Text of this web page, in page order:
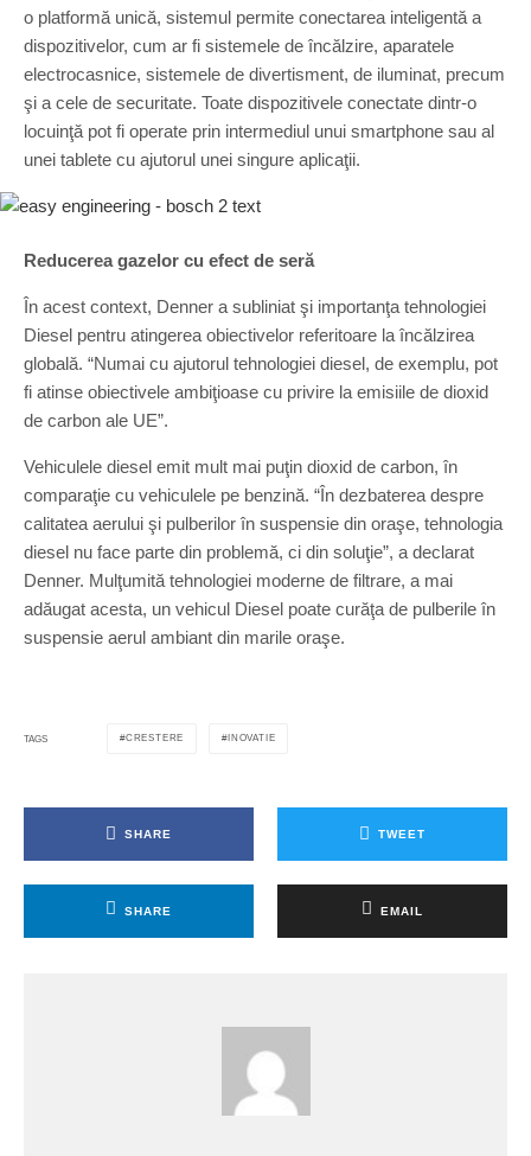
o platformă unică, sistemul permite conectarea inteligentă a
dispozitivelor, cum ar fi sistemele de încălzire, aparatele
electrocasnice, sistemele de divertisment, de iluminat, precum
şi a cele de securitate. Toate dispozitivele conectate dintr-o
locuinţă pot fi operate prin intermediul unui smartphone sau al
unei tablete cu ajutorul unei singure aplicaţii.
Reducerea gazelor cu efect de seră
În acest context, Denner a subliniat şi importanţa tehnologiei
Diesel pentru atingerea obiectivelor referitoare la încălzirea
globală. “Numai cu ajutorul tehnologiei diesel, de exemplu, pot
fi atinse obiectivele ambiţioase cu privire la emisiile de dioxid
de carbon ale UE”.
Vehiculele diesel emit mult mai puţin dioxid de carbon, în
comparaţie cu vehiculele pe benzină. “În dezbaterea despre
calitatea aerului şi pulberilor în suspensie din oraşe, tehnologia
diesel nu face parte din problemă, ci din soluţie”, a declarat
Denner. Mulţumită tehnologiei moderne de filtrare, a mai
adăugat acesta, un vehicul Diesel poate curăţa de pulberile în
suspensie aerul ambiant din marile oraşe.
TAGS CRESTERE INOVATIE
SHARE TWEET
SHARE EMAIL